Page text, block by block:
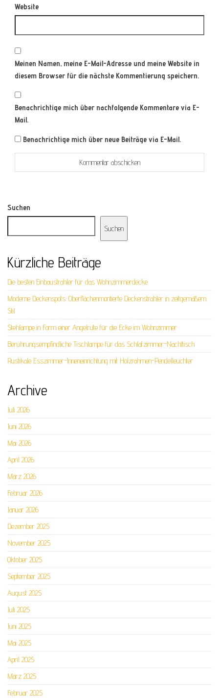
Website
Meinen Namen, meine E-Mail-Adresse und meine Website in
diesem Browser für die nächste Kommentierung speichern.
Benachrichtige mich über nachfolgende Kommentare via E-
Mail.
Benachrichtige mich über neue Beiträge via E-Mail.
Suchen
Suchen
Kürzliche Beiträge
Die besten Einbaustrahler für das Wohnzimmerdecke
Moderne Deckenspots: Oberflächenmontierte Deckenstrahler in zeitgemäßem
Stil
Stehlampe in Form einer Angelrute für die Ecke im Wohnzimmer
Berührungsempfindliche Tischlampe für das Schlafzimmer-Nachttisch
Rustikale Esszimmer-Inneneinrichtung mit Holzrahmen-Pendelleuchter
Archive
Juli 2026
Juni 2026
Mai 2026
April 2026
März 2026
Februar 2026
Januar 2026
Dezember 2025
November 2025
Oktober 2025
September 2025
August 2025
Juli 2025
Juni 2025
Mai 2025
April 2025
März 2025
Februar 2025